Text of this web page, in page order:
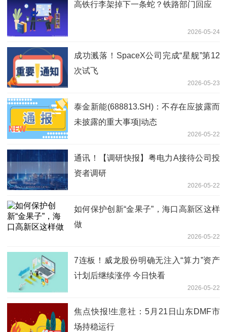
高铁行李架掉下一条蛇？铁路部门回应
2026-05-24
成功溅落！SpaceX公司完成“星舰”第12
次试飞
2026-05-23
泰金新能(688813.SH)：不存在应披露而
未披露的重大事项|动态
2026-05-22
通讯！【调研快报】粤电力A接待公司投
资者调研
2026-05-22
如何保护创新“金果子”，海口高新区这样
做
2026-05-22
7连板！威龙股份明确无注入“算力”资产
计划后继续涨停 今日快看
2026-05-22
焦点快报!生意社：5月21日山东DMF市
场持稳运行